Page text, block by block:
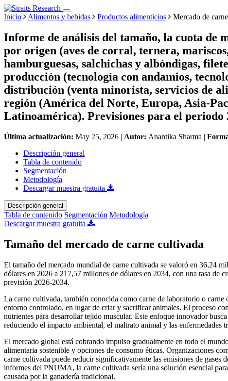
Inicio Alimentos y bebidas Productos alimenticios Mercado de
Informe de análisis del tamaño, la cuota de
por origen (aves de corral, ternera,
hamburguesas, salchichas y albóndigas,
producción (tecnología con andamios,
distribución (venta minorista, servicios de
región (América del Norte, Europa, Asia-
Latinoamérica). Previsiones para el periodo
Última actualización: May 25, 2026 | Autor: Anantika Sharma |
Descripción general
Tabla de contenido
Segmentación
Metodología
Descargar muestra gratuita
Descripción general
Tabla de contenido Segmentación Metodología
Descargar muestra gratuita
Tamaño del mercado de carne cultivada
El tamaño del mercado mundial de carne cultivada se valoró en 36,24
dólares en 2026 a 217,57 millones de dólares en 2034, con una tasa
previsión 2026-2034.
La carne cultivada, también conocida como carne de laboratorio o
entorno controlado, en lugar de criar y sacrificar animales. El proceso
nutrientes para desarrollar tejido muscular. Este enfoque innovador
reduciendo el impacto ambiental, el maltrato animal y las enfermedades
El mercado global está cobrando impulso gradualmente en todo el
alimentaria sostenible y opciones de consumo éticas. Organizaciones
carne cultivada puede reducir significativamente las emisiones de
informes del PNUMA, la carne cultivada sería una solución esencial
causada por la ganadería tradicional.